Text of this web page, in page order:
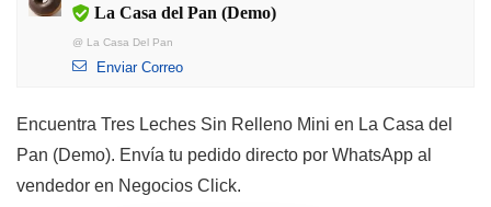
La Casa del Pan (Demo)
@ La Casa Del Pan
Enviar Correo
Encuentra Tres Leches Sin Relleno Mini en La Casa del
Pan (Demo). Envía tu pedido directo por WhatsApp al
vendedor en Negocios Click.